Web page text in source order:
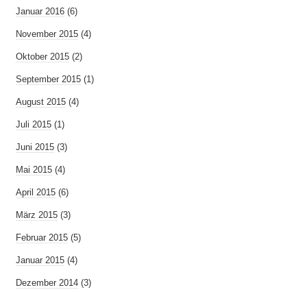
Januar 2016 (6)
November 2015 (4)
Oktober 2015 (2)
September 2015 (1)
August 2015 (4)
Juli 2015 (1)
Juni 2015 (3)
Mai 2015 (4)
April 2015 (6)
März 2015 (3)
Februar 2015 (5)
Januar 2015 (4)
Dezember 2014 (3)